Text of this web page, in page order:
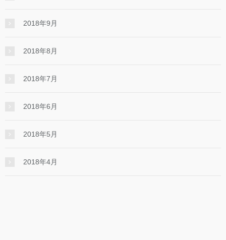
2018年9月
2018年8月
2018年7月
2018年6月
2018年5月
2018年4月